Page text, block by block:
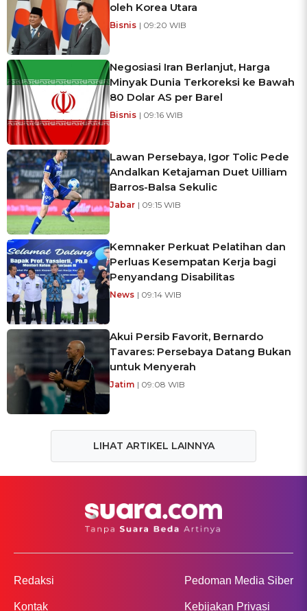
oleh Korea Utara
Bisnis | 09:20 WIB
Negosiasi Iran Berlanjut, Harga
Minyak Dunia Terkoreksi ke Bawah
80 Dolar AS per Barel
Bisnis | 09:16 WIB
Lawan Persebaya, Igor Tolic Pede
Andalkan Ketajaman Duet Uilliam
Barros-Balsa Sekulic
Jabar | 09:15 WIB
Kemnaker Perkuat Pelatihan dan
Perluas Kesempatan Kerja bagi
Penyandang Disabilitas
News | 09:14 WIB
Akui Persib Favorit, Bernardo
Tavares: Persebaya Datang Bukan
untuk Menyerah
Jatim | 09:08 WIB
LIHAT ARTIKEL LAINNYA
Redaksi
Kontak
Pedoman Media Siber
Kebijakan Privasi